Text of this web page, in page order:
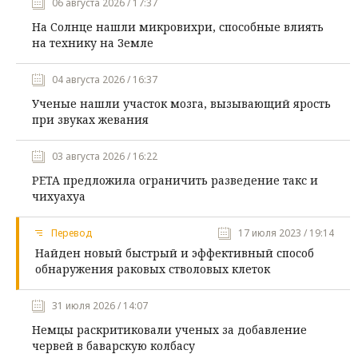
06 августа 2026 / 17:37
На Солнце нашли микровихри, способные влиять
на технику на Земле
04 августа 2026 / 16:37
Ученые нашли участок мозга, вызывающий ярость
при звуках жевания
03 августа 2026 / 16:22
PETA предложила ограничить разведение такс и
чихуахуа
Перевод 17 июля 2023 / 19:14
Найден новый быстрый и эффективный способ
обнаружения раковых стволовых клеток
31 июля 2026 / 14:07
Немцы раскритиковали ученых за добавление
червей в баварскую колбасу